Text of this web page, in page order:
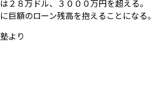
２８万ドル、３０００万円を超える。
額のローン残高を抱えることになる。
より